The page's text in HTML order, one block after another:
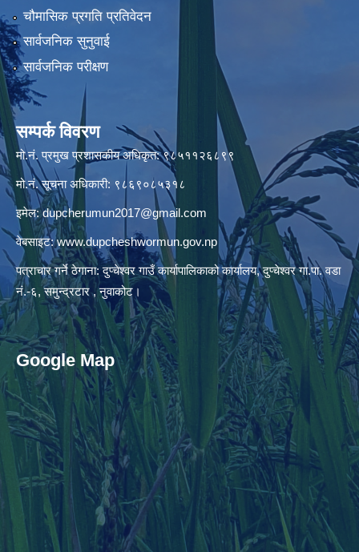
चौमासिक प्रगति प्रतिवेदन
सार्वजनिक सुनुवाई
सार्वजनिक परीक्षण
सम्पर्क विवरण
मो.नं. प्रमुख प्रशासकीय अधिकृत: ९८५११२६८९९
मो.नं. सूचना अधिकारी: ९८६९०८५३१८
इमेल:dupcherumun2017@gmail.com
वेबसाइट:www.dupcheshwormun.gov.np
पत्राचार गर्ने ठेगाना: दुप्चेश्वर गाउँ कार्यापालिकाको कार्यालय, दुप्चेश्वर गा.पा. वडा
नं.-६, समुन्द्रटार , नुवाकोट।
Google Map